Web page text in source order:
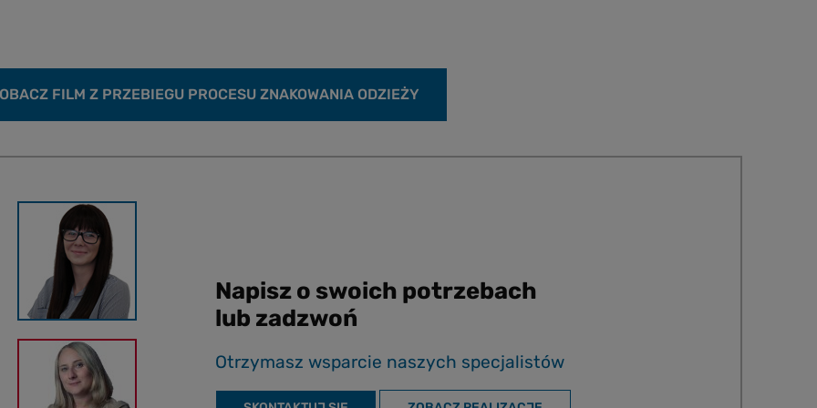
FILM Z PRZEBIEGU PROCESU ZNAKOWANIA ODZIEŻY
Napisz o swoich potrzebach
lub zadzwoń
Otrzymasz wsparcie naszych specjalistów